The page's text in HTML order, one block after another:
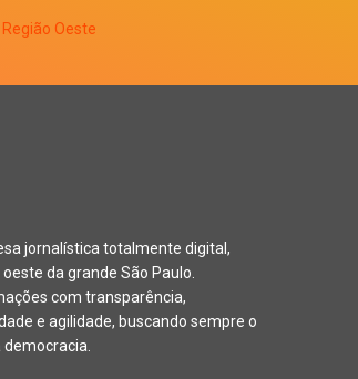
jornalística totalmente digital,
da grande São Paulo.
com transparência,
e agilidade, buscando sempre o